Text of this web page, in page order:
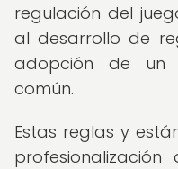
regulación del
al desarrollo de
adopción de un
común.
Estas reglas y